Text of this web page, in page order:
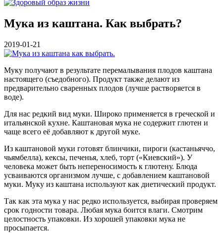
Мука из каштана. Как выбрать?
2019-01-21
Муку получают в результате перемалывания плодов каштана
настоящего (съедобного). Продукт также делают из
предварительно сваренных плодов (лучше растворяется в
воде).
Для нас редкий вид муки. Широко применяется в греческой и
итальянской кухне. Каштановая мука не содержит глютен и
чаще всего её добавляют к другой муке.
Из каштановой муки готовят блинчики, пироги (кастаньяччо,
чьямбелла), кексы, печенья, хлеб, торт («Киевский»). У
человека может быть непереносимость к глютену. Блюда
усваиваются организмом лучше, с добавлением каштановой
муки. Муку из каштана используют как диетический продукт.
Так как эта мука у нас редко используется, выбирая проверяем
срок годности товара. Любая мука боится влаги. Смотрим
целостность упаковки. Из хорошей упаковки мука не
просыпается.